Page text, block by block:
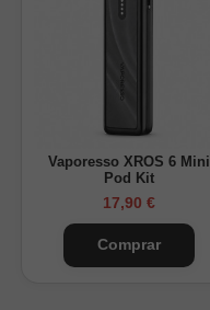
Vaporesso XROS 6 Mini
Pod Kit
17,90 €
Comprar